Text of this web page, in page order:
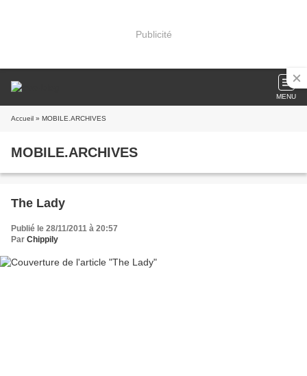
Publicité
MENU
Accueil » MOBILE.ARCHIVES
MOBILE.ARCHIVES
The Lady
Publié le 28/11/2011 à 20:57
Par Chippily